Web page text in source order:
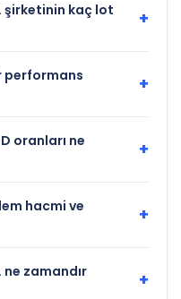
şirketinin kaç lot
+
performans
+
oranları ne
+
hacmi ve
+
ne zamandır
+